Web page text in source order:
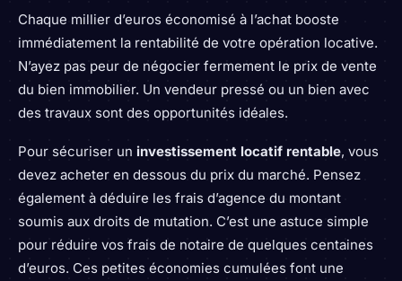
Chaque millier d’euros économisé à l’achat booste
immédiatement la rentabilité de votre opération locative.
N’ayez pas peur de négocier fermement le prix de vente
du bien immobilier. Un vendeur pressé ou un bien avec
des travaux sont des opportunités idéales.
Pour sécuriser un investissement locatif rentable, vous
devez acheter en dessous du prix du marché. Pensez
également à déduire les frais d’agence du montant
soumis aux droits de mutation. C’est une astuce simple
pour réduire vos frais de notaire de quelques centaines
d’euros. Ces petites économies cumulées font une